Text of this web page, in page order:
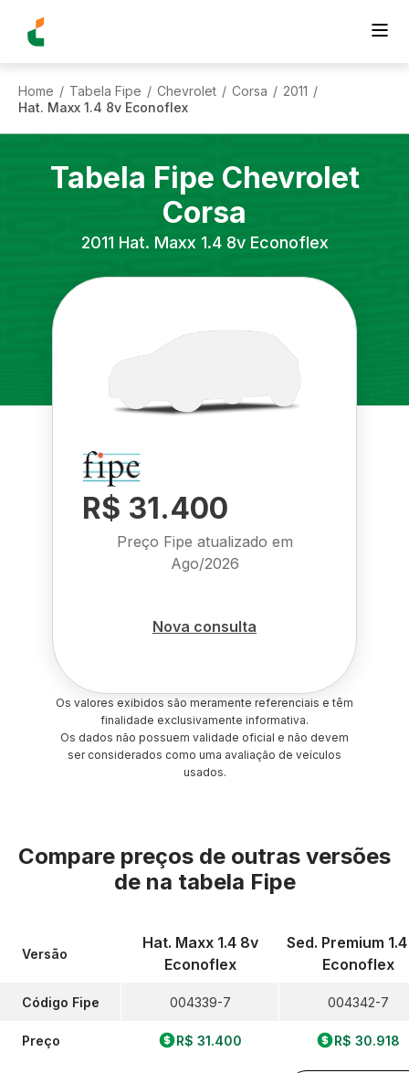
Home / Tabela Fipe / Chevrolet / Corsa / 2011 /
Hat. Maxx 1.4 8v Econoflex
Tabela Fipe Chevrolet
Corsa
2011 Hat. Maxx 1.4 8v Econoflex
R$ 31.400
Preço Fipe atualizado em
Ago/2026
Nova consulta
Os valores exibidos são meramente referenciais e têm
finalidade exclusivamente informativa.
Os dados não possuem validade oficial e não devem
ser considerados como uma avaliação de veículos
usados.
Compare preços de outras versões
de na tabela Fipe
Versão
Código Fipe
Preço
Hat. Maxx 1.4 8v
Econoflex
004339-7
R$ 31.400
Sed. Premium
Econoflex
004342-7
R$ 30.918